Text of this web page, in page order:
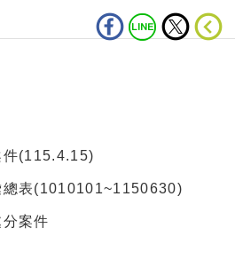
件(115.4.15)
總表(1010101~1150630)
案件